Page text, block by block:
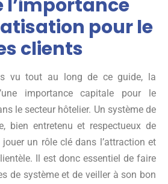
l’importance
pour le
clients
vu tout au long de ce guide, la
importance capitale pour le
le secteur hôtelier. Un système de
bien entretenu et respectueux de
jouer un rôle clé dans l’attraction et
Il est donc essentiel de faire
de système et de veiller à son bon